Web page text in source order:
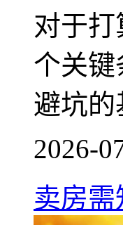
对于
个关
避坑的
2026-
卖房需